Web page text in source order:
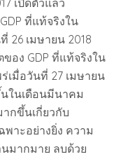
เปิดตัวแล้ว
ที่แท้จริงใน
26 เมษายน 2018
อง GDP ที่แท้จริงใน
เมื่อวันที่ 27 เมษายน
ในเดือนมีนาคม
กขึ้นเกี่ยวกับ
าะอย่างยิ่ง ความ
มากมาย ลบด้วย